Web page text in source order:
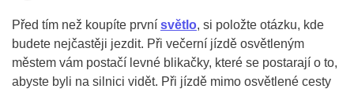
Před tím než koupíte první světlo, si položte otázku, kde
budete nejčastěji jezdit. Při večerní jízdě osvětleným
městem vám postačí levné blikačky, které se postarají o to,
abyste byli na silnici vidět. Při jízdě mimo osvětlené cesty